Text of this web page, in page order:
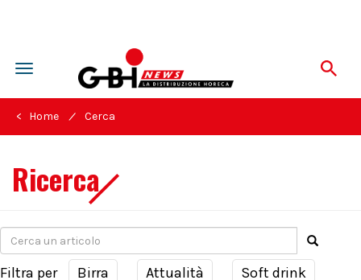
Toggle
navigation
< Home / Cerca
Ricerca
Filtra per Birra Attualità
Soft drink